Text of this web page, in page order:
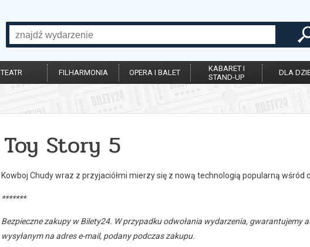
TEATR FILHARMONIA OPERA I BALET
KABARET I
STAND-UP
DLA
Toy Story 5
Kowboj Chudy wraz z przyjaciółmi mierzy się z nową technologią popularną wśród
*******
Bezpieczne zakupy w Bilety24. W przypadku odwołania wydarzenia,
wysyłanym na adres e-mail, podany podczas zakupu.